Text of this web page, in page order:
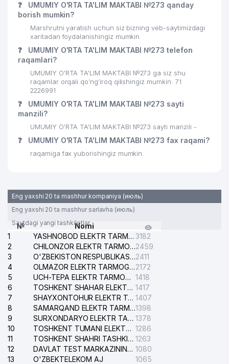
❓
UMUMIY O'RTA TA'LIM MAKTABI №273 qanday
borish mumkin?
Marshrutni yaratish uchun siz bizning veb-saytimizdagi
xaritadan foydalanishingiz mumkin
❓
UMUMIY O'RTA TA'LIM MAKTABI №273 telefon
raqamlari?
UMUMIY O'RTA TA'LIM MAKTABI №273 ga siz shu
raqamlar orqali qo’ng’iroq qilishingiz mumkin: 71
2226991
❓
UMUMIY O'RTA TA'LIM MAKTABI №273 sayti
manzili?
UMUMIY O'RTA TA'LIM MAKTABI №273 sayti manzili -
❓ UMUMIY O'RTA TA'LIM MAKTABI №273 fax raqami?
raqamiga fax yuborishingiz mumkin.
Eng yaxshi 20 ta mashhur kompaniya (июль)
Eng yaxshi 20 ta mashhur sarlavha (июль)
Saytdagi yangi tashkilotlar
№
Nomi
1
YASHNOBOD ELEKTR TARMOG'I NOSOZLIKLARI XIZMATI 3182
2
CHILONZOR ELEKTR TARMOG'I NOSOZLIK XIZMATI2459
3
O'ZBEKISTON RESPUBLIKASI BOSH PROKURATURASI ISHONCH TELEFONI2411
4
OLMAZOR ELEKTR TARMOG'I NOSOZLIKLARI XIZMATI2172
5
UCH-TEPA ELEKTR TARMOG'I NOSOZLIKLARI XIZMATI 1418
6
TOSHKENT SHAHAR ELEKTR TARMOQLARI KORXONASI AJ 1417
7
SHAYXONTOHUR ELEKTR TARMOG'I NOSOZLIKLARINI TUZATISH XIZMATI 1407
8
SAMARQAND ELEKTR TARMOQLARI AJ1398
9
SURXONDARYO ELEKTR TARMOQLARI AJ 1378
10
TOSHKENT TUMANI ELEKTR TARMOG'I AVARIYA XIZMATI 1286
11
TOSHKENT SHAHRI TASHKILOT TELEFONLARI HAQIDA MA'LUMOT BYUROSI 1263
12
DAVLAT TEST MARKAZINING ISHONCH TELEFONLARI 1080
13
O'ZBEKTELEKOM AJ
1065